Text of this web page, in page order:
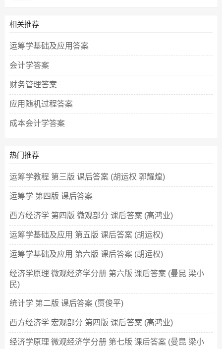
相关推荐
运筹学基础及应用答案
会计学答案
财务管理答案
应用随机过程答案
成本会计学答案
热门推荐
运筹学教程 第三版 课后答案 (胡运权 郭耀煌)
运筹学 第四版 课后答案
西方经济学 第四版 微观部分 课后答案 (高鸿业)
运筹学基础及应用 第五版 课后答案 (胡运权)
运筹学基础及应用 第六版 课后答案 (胡运权)
经济学原理 微观经济学分册 第六版 课后答案 (曼昆 梁小
民)
统计学 第二版 课后答案 (贾俊平)
西方经济学 宏观部分 第四版 课后答案 (高鸿业)
经济学原理 微观经济学分册 第七版 课后答案 (曼昆 梁小